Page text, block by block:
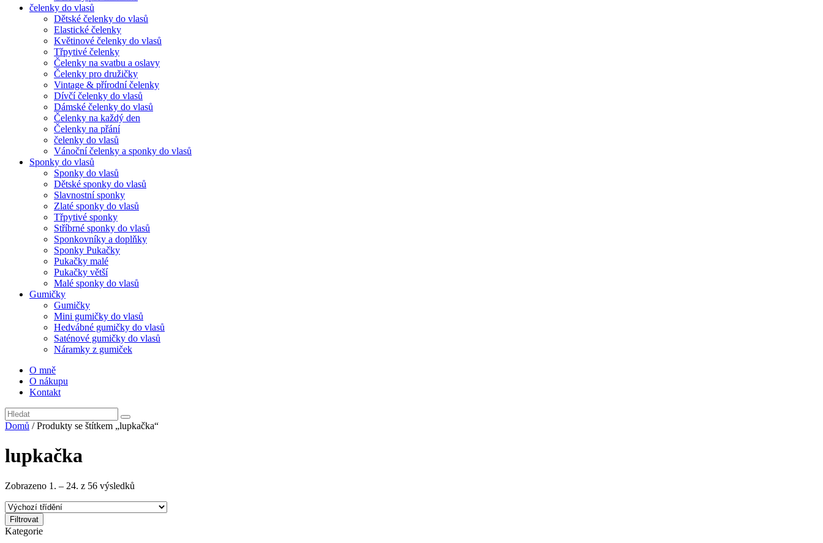
čelenky do vlasů
Dětské čelenky do vlasů
Elastické čelenky
Květinové čelenky do vlasů
Třpytivé čelenky
Čelenky na svatbu a oslavy
Čelenky pro družičky
Vintage & přírodní čelenky
Dívčí čelenky do vlasů
Dámské čelenky do vlasů
Čelenky na každý den
Čelenky na přání
čelenky do vlasů
Vánoční čelenky a sponky do vlasů
Sponky do vlasů
Sponky do vlasů
Dětské sponky do vlasů
Slavnostní sponky
Zlaté sponky do vlasů
Třpytivé sponky
Stříbrné sponky do vlasů
Sponkovníky a doplňky
Sponky Pukačky
Pukačky malé
Pukačky větší
Malé sponky do vlasů
Gumičky
Gumičky
Mini gumičky do vlasů
Hedvábné gumičky do vlasů
Saténové gumičky do vlasů
Náramky z gumiček
O mně
O nákupu
Kontakt
Domů / Produkty se štítkem „lupkačka“
lupkačka
Zobrazeno 1. – 24. z 56 výsledků
Filtrovat
Kategorie